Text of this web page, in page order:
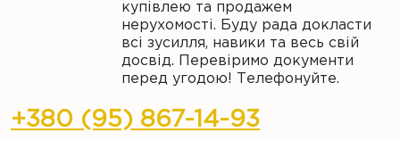
купівлею та продажем
нерухомості. Буду рада докласти
всі зусилля, навики та весь свій
досвід. Перевіримо документи
перед угодою! Телефонуйте.
+380 (95) 867-14-93